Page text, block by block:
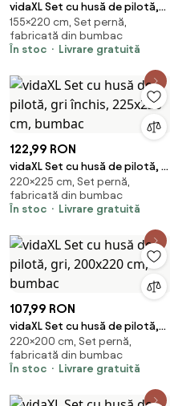
vidaXL Set cu husă de pilotă,
gri, 155x220 cm, bumbac
155×220 cm, Set pernă,
fabricată din bumbac
În stoc
Livrare gratuită
122,99 RON
vidaXL Set cu husă de pilotă, gri
închis, 225x220 cm, bumbac
220×225 cm, Set pernă,
fabricată din bumbac
În stoc
Livrare gratuită
107,99 RON
vidaXL Set cu husă de pilotă,
gri, 200x220 cm, bumbac
220×200 cm, Set pernă,
fabricată din bumbac
În stoc
Livrare gratuită